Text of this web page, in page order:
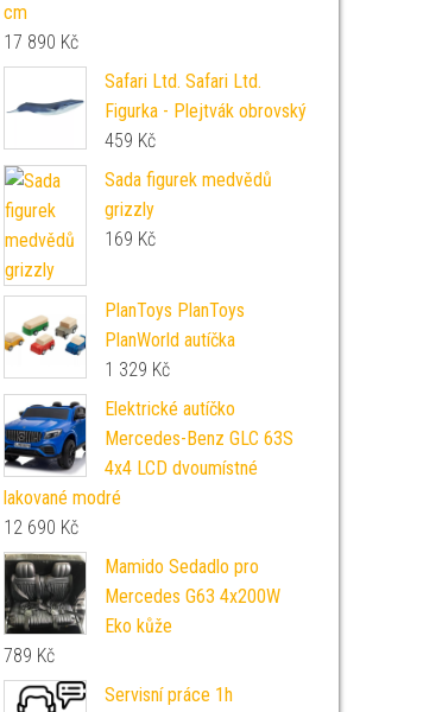
cm
17 890 Kč
Safari Ltd. Safari Ltd.
Figurka - Plejtvák obrovský
459 Kč
Sada figurek medvědů
grizzly
169 Kč
PlanToys PlanToys
PlanWorld autíčka
1 329 Kč
Elektrické autíčko
Mercedes-Benz GLC 63S
4x4 LCD dvoumístné
lakované modré
12 690 Kč
Mamido Sedadlo pro
Mercedes G63 4x200W
Eko kůže
789 Kč
Servisní práce 1h